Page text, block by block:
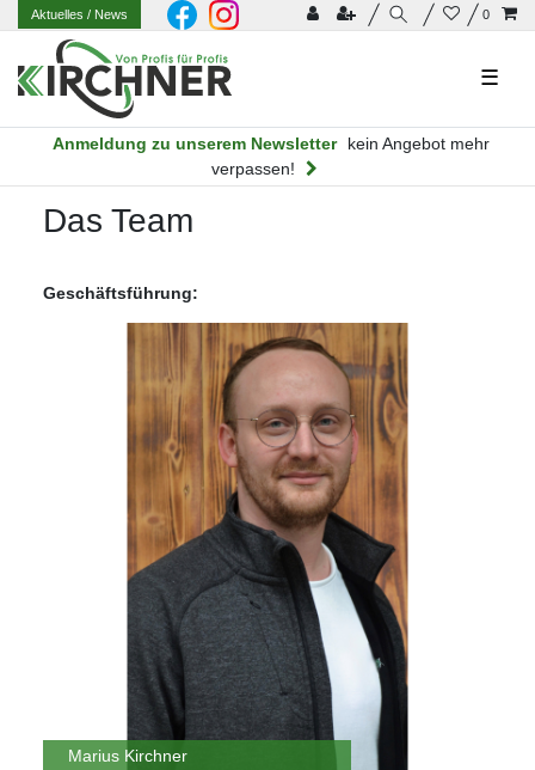
0
Aktuelles/ News
☰
Anmeldung zu unserem Newsletter
kein Angebot mehr
verpassen!
Das Team
Geschäftsführung:
Marius Kirchner